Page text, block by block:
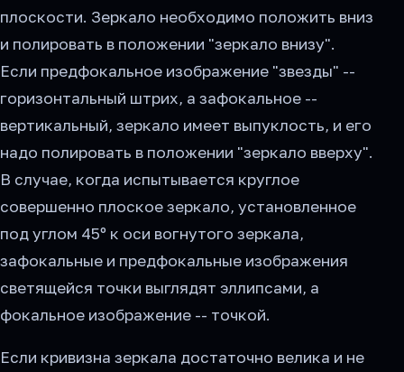
плоскости. Зеркало необходимо положить вниз
и полировать в положении "зеркало внизу".
Если предфокальное изображение "звезды" --
горизонтальный штрих, а зафокальное --
вертикальный, зеркало имеет выпуклость, и его
надо полировать в положении "зеркало вверху".
В случае, когда испытывается круглое
совершенно плоское зеркало, установленное
под углом 45º к оси вогнутого зеркала,
зафокальные и предфокальные изображения
светящейся точки выглядят эллипсами, а
фокальное изображение -- точкой.
Если кривизна зеркала достаточно велика и не